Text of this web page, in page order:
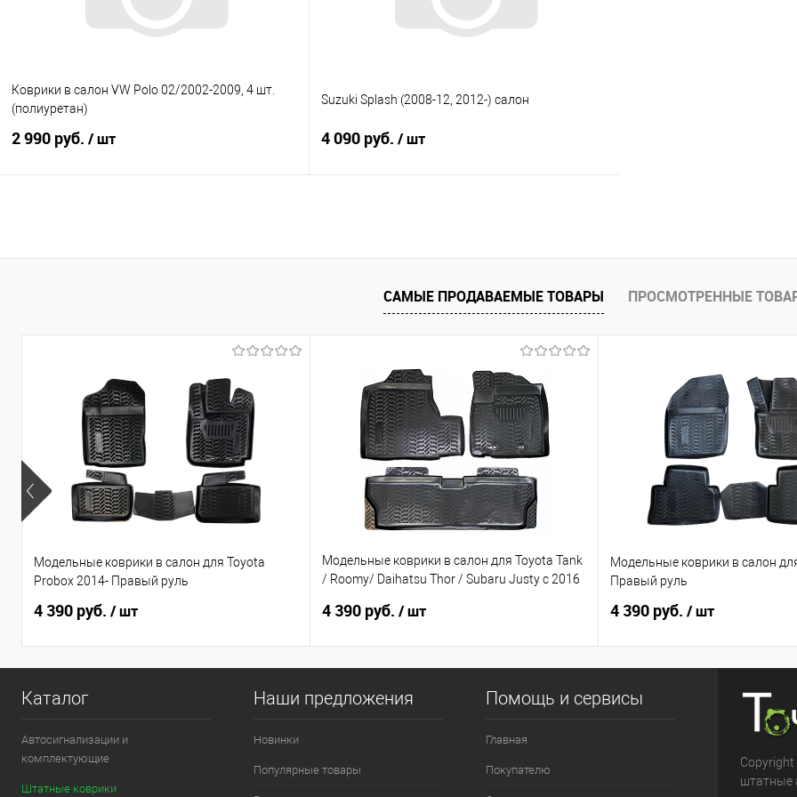
Коврики в салон VW Polo 02/2002-2009, 4 шт.
(полиуретан)
2 990 руб. / шт
Купить в 1 клик
Сравнение
Suzuki Splash (2008-12, 2012-) салон
4 090 руб. / шт
Купить в 1 клик
Сравнение
В избранное
Под заказ
САМЫЕ ПРОДАВАЕМЫЕ ТОВАРЫ ПРОСМОТРЕННЫЕ
Модельные коврики в салон для Toyota
Probox 2014- Правый руль
4 390 руб. / шт
Модельные коврики в салон для Toyota Tank
/ Roomy/ Daihatsu Thor / Subaru Justy с 2016
4 390 руб. / шт
Модельные коврики в салон
Правый руль
4 390 руб. / шт
Каталог
Автосигнализации и
комплектующие
Штатные коврики
Наши предложения
Новинки
Популярные товары
Помощь и сервисы
Главная
Покупателю
Copyright
штатные